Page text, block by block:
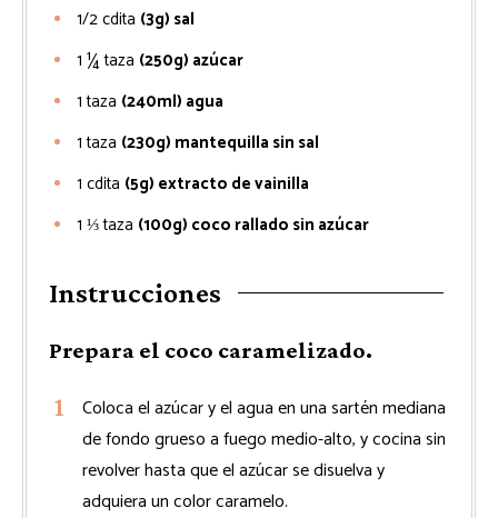
1/2cdita (3g) sal
1 ¼taza (250g) azúcar
1 taza (240ml) agua
1 taza (230g) mantequilla sin sal
1 cdita (5g) extracto de vainilla
1 ⅓taza (100g) coco rallado sin azúcar
Instrucciones
Prepara el coco caramelizado.
Coloca el azúcar y el agua en una sartén mediana
de fondo grueso a fuego medio-alto, y cocina sin
revolver hasta que el azúcar se disuelva y
adquiera un color caramelo.